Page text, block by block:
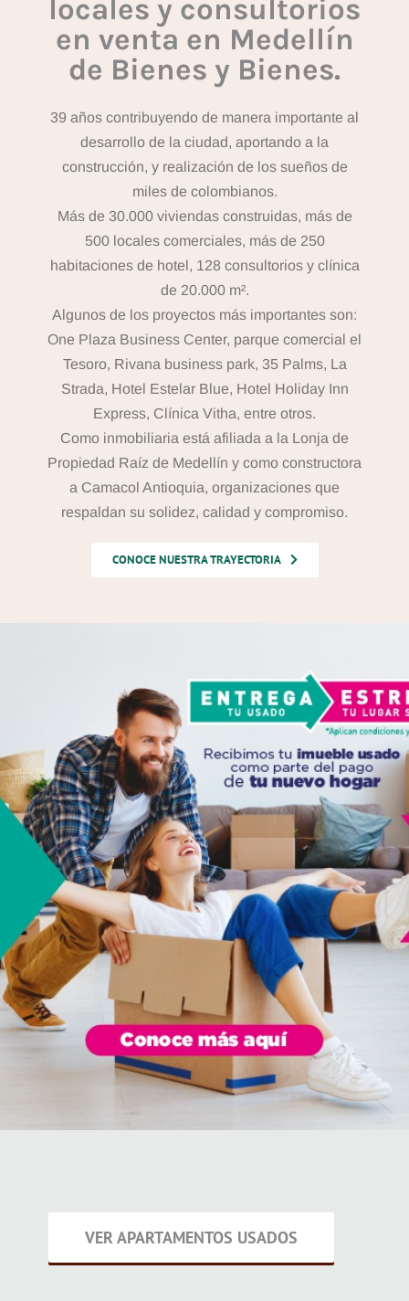
locales y consultorios
en venta en Medellín
de Bienes y Bienes.
39 años contribuyendo de manera importante al
desarrollo de la ciudad, aportando a la
construcción, y realización de los sueños de
miles de colombianos.
Más de 30.000 viviendas construidas, más de
500 locales comerciales, más de 250
habitaciones de hotel, 128 consultorios y clínica
de 20.000 m².
Algunos de los proyectos más importantes son:
One Plaza Business Center, parque comercial el
Tesoro, Rivana business park, 35 Palms, La
Strada, Hotel Estelar Blue, Hotel Holiday Inn
Express, Clínica Vitha, entre otros.
Como inmobiliaria está afiliada a la Lonja de
Propiedad Raíz de Medellín y como constructora
a Camacol Antioquia, organizaciones que
respaldan su solidez, calidad y compromiso.
CONOCE NUESTRA TRAYECTORIA
VER APARTAMENTOS USADOS